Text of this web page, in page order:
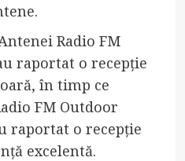
Radio FM
raportat o recepție
în timp ce
FM Outdoor
raportat o recepție
excelentă.